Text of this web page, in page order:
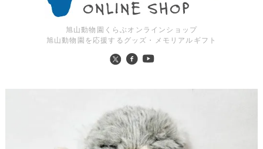
旭山動物園くらぶオンラインショップ
旭山動物園を応援するグッズ・メモリアルギフト